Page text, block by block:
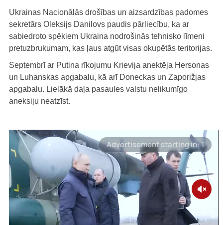
Ukrainas Nacionālās drošības un aizsardzības padomes
sekretārs Oleksijs Danilovs paudis pārliecību, ka ar
sabiedroto spēkiem Ukraina nodrošinās tehnisko līmeni
pretuzbrukumam, kas ļaus atgūt visas okupētās teritorijas.
Septembrī ar Putina rīkojumu Krievija anektēja Hersonas
un Luhanskas apgabalu, kā arī Doneckas un Zaporižjas
apgabalu. Lielākā daļa pasaules valstu nelikumīgo
aneksiju neatzīst.